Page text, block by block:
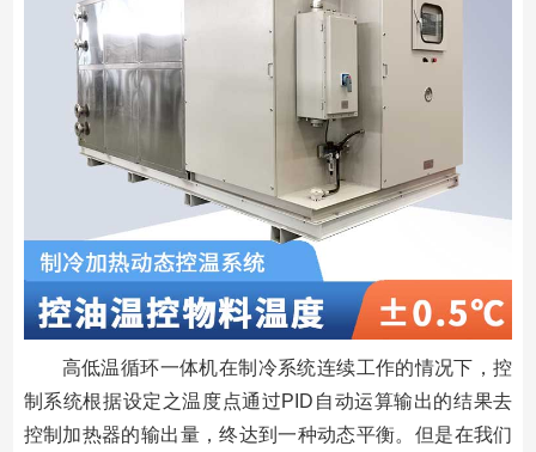
高低温循环一体机在制冷系统连续工作的情况下，控
制系统根据设定之温度点通过PID自动运算输出的结果去
控制加热器的输出量，终达到一种动态平衡。但是在我们